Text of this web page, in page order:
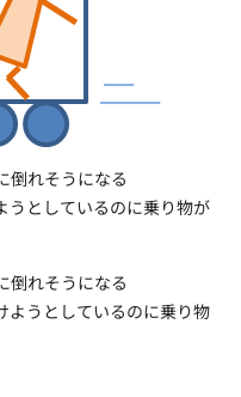
倒れそうになる
としているのに乗り物が
倒れそうになる
うとしているのに乗り物